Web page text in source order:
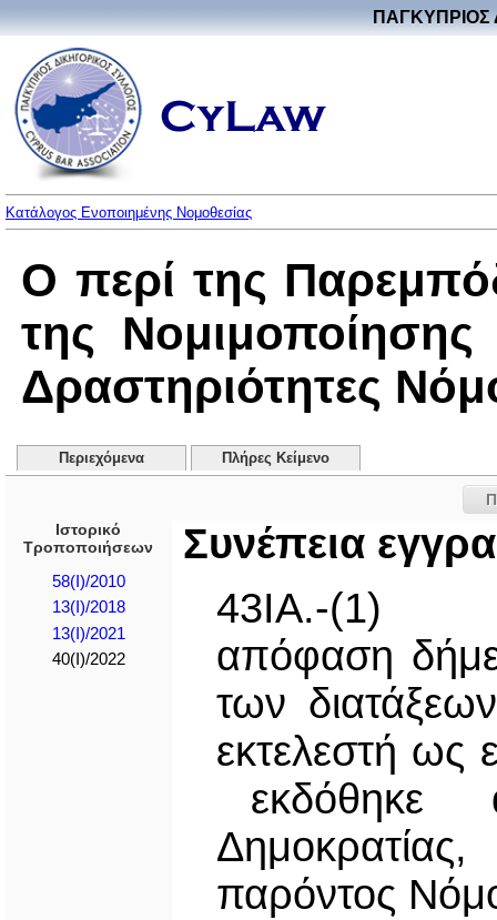
ΠΑΓΚΥΠΡΙΟΣ
Κατάλογος Ενοποιημένης Νομοθεσίας
Ο περί της
της
Δραστηριότητες
Περιεχόμενα Πλήρες Κείμενο
Ιστορικό
Τροποποιήσεων
58(I)/2010
13(I)/2018
13(I)/2021
40(I)/2022
Συνέπεια
43ΙΑ.-(1)
απόφαση
των
εκτελεστή ως
εκδόθηκε
παρόντος